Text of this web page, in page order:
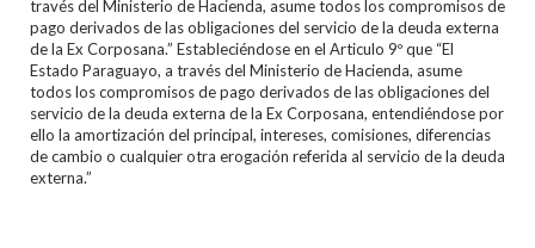
través del Ministerio de Hacienda, asume todos los compromisos de
pago derivados de las obligaciones del servicio de la deuda externa
de la Ex Corposana.” Estableciéndose en el Articulo 9º que “El
Estado Paraguayo, a través del Ministerio de Hacienda, asume
todos los compromisos de pago derivados de las obligaciones del
servicio de la deuda externa de la Ex Corposana, entendiéndose por
ello la amortización del principal, intereses, comisiones, diferencias
de cambio o cualquier otra erogación referida al servicio de la deuda
externa.”